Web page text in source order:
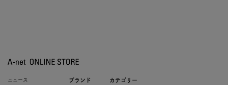
ニュース ブランド カテゴリー